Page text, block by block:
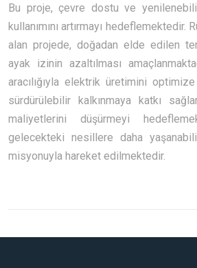
Bu proje, çevre dostu ve yenilenebilir
kullanımını artırmayı hedeflemektedir.
alan projede, doğadan elde edilen
ayak izinin azaltılması
aracılığıyla elektrik üretimini
sürdürülebilir kalkınmaya katkı
maliyetlerini düşürmeyi
gelecekteki nesillere daha
misyonuyla hareket edilmektedir.